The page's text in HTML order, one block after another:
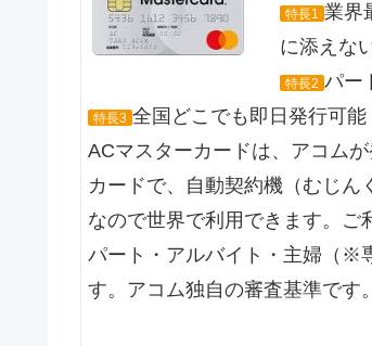
特長1 業界
に添えな
特長2 パー
特長3 全国どこでも即日発行可能
ACマスターカードは、アコム
カードで、自動契約機（むじん
なので世界で利用できます。ご
パート・アルバイト・主婦（※
す。アコム独自の審査基準です。